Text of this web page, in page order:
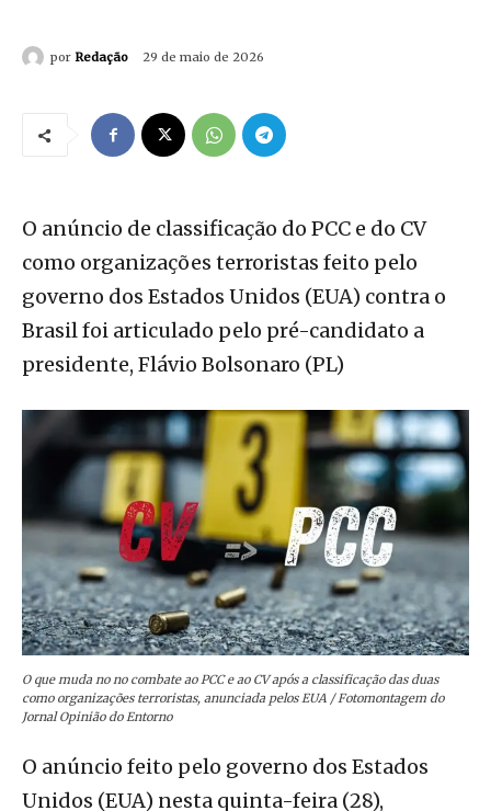
por Redação 29 de maio de 2026
O anúncio de classificação do PCC e do CV
como organizações terroristas feito pelo
governo dos Estados Unidos (EUA) contra o
Brasil foi articulado pelo pré-candidato a
presidente, Flávio Bolsonaro (PL)
O que muda no no combate ao PCC e ao CV após a classificação das duas
como organizações terroristas, anunciada pelos EUA / Fotomontagem do
Jornal Opinião do Entorno
O anúncio feito pelo governo dos Estados
Unidos (EUA) nesta quinta-feira (28),